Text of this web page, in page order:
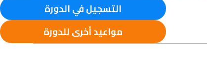
التسجيل في الدورة
مواعيد أخرى للدورة